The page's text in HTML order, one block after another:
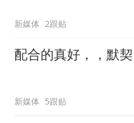
新媒体 2跟贴
配合的真好，，默契
新媒体 5跟贴